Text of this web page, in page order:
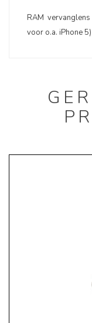
RAM
voor o.a. iPhone 5)